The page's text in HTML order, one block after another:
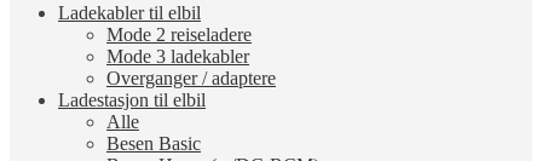
Ladekabler til elbil
Mode 2 reiseladere
Mode 3 ladekabler
Overganger / adaptere
Ladestasjon til elbil
Alle
Besen Basic